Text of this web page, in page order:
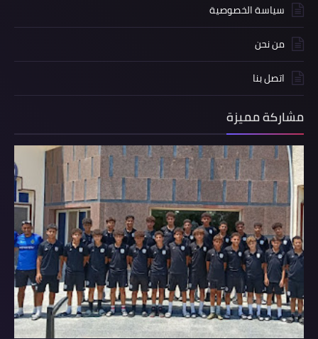
سياسة الخصوصية
من نحن
اتصل بنا
مشاركة مميزة